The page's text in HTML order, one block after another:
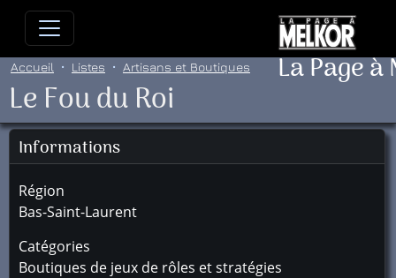
Allez directement au contenu
La Page
Accueil Listes Artisans et Boutiques
Le Fou du Roi
Informations
Région
Bas-Saint-Laurent
Catégories
Boutiques de jeux de rôles et stratégies